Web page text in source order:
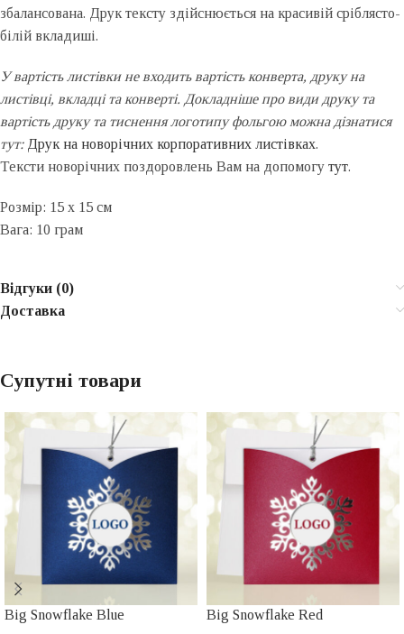
збалансована. Друк тексту здійснюється на красивій сріблясто-
білій вкладиші.
У вартість листівки не входить вартість конверта, друку на
листівці, вкладці та конверті. Докладніше про види друку та
вартість друку та тиснення логотипу фольгою можна дізнатися
тут: Друк на новорічних корпоративних листівках.
Тексти новорічних поздоровлень Вам на допомогу тут.
Розмір: 15 x 15 см
Вага: 10 грам
Відгуки (0)
Доставка
Супутні товари
Big Snowflake Blue Big Snowflake Red